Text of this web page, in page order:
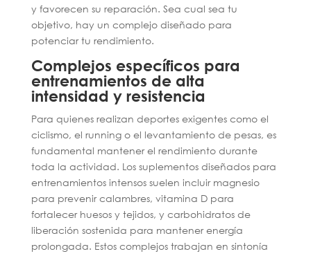
y favorecen su reparación. Sea cual sea tu
objetivo, hay un complejo diseñado para
potenciar tu rendimiento.
Complejos específicos para
entrenamientos de alta
intensidad y resistencia
Para quienes realizan deportes exigentes como el
ciclismo, el running o el levantamiento de pesas, es
fundamental mantener el rendimiento durante
toda la actividad. Los suplementos diseñados para
entrenamientos intensos suelen incluir magnesio
para prevenir calambres, vitamina D para
fortalecer huesos y tejidos, y carbohidratos de
liberación sostenida para mantener energía
prolongada. Estos complejos trabajan en sintonía